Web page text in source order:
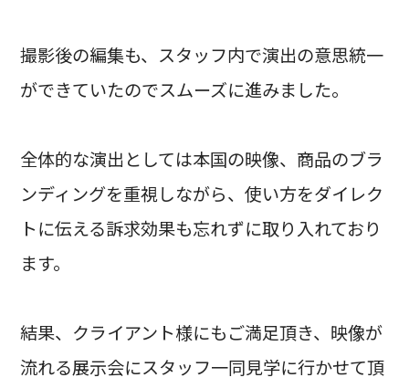
撮影後の編集も、スタッフ内で演出の意思統一
ができていたのでスムーズに進みました。
全体的な演出としては本国の映像、商品のブラ
ンディングを重視しながら、使い方をダイレク
トに伝える訴求効果も忘れずに取り入れており
ます。
結果、クライアント様にもご満足頂き、映像が
流れる展示会にスタッフ一同見学に行かせて頂